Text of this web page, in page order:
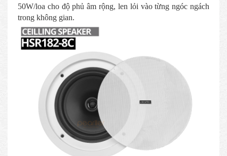
50W/loa cho độ phủ âm rộng, len lỏi vào từng ngóc ngách
trong không gian.